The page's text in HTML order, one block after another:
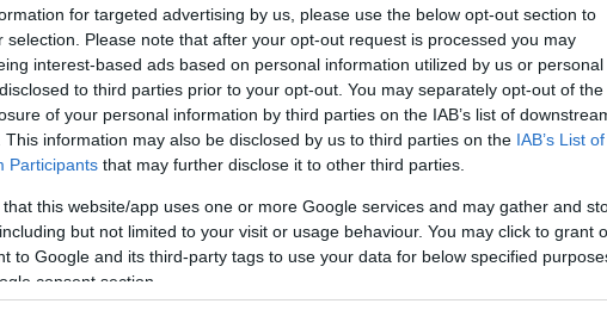
for targeted advertising by us, please use the below opt-out section to
selection. Please note that after your opt-out request is processed you may
interest-based ads based on personal information utilized by us or personal
to third parties prior to your opt-out. You may separately opt-out of the
of your personal information by third parties on the IAB’s list of
This information may also be disclosed by us to third parties on the IAB’s List of
Participants that may further disclose it to other third parties.
that this website/app uses one or more Google services and may gather and
but not limited to your visit or usage behaviour. You may click to grant
to Google and its third-party tags to use your data for below specified
consent section.
3,5 φορές
ο κίνδυνος σοβαρής
κάκωσης
Είδος... πολυτελείας τα κρεατικά: